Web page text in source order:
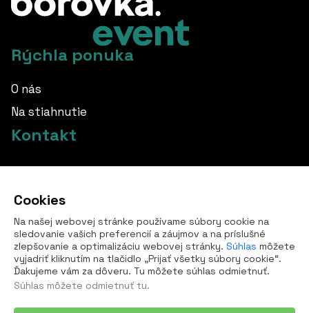
Rýchla ponuka
O nás
Na stiahnutie
Kontakt
+420 724 760 650
Všetky kontakty
Cookies
Na našej webovej stránke používame súbory cookie na
sledovanie vašich preferencií a záujmov a na príslušné
zlepšovanie a optimalizáciu webovej stránky. Súhlas môžete
vyjadriť kliknutím na tlačidlo „Prijať všetky súbory cookie“.
Ďakujeme vám za dôveru. Tu môžete súhlas odmietnuť.
Súhlas môžete odmietnuť tu.